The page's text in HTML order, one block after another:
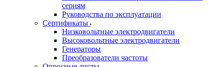
сериям
Руководства по эксплуатации
Сертификаты
Низковольтные электродвигатели
Высоковольтные электродвигатели
Генераторы
Преобразователи частоты